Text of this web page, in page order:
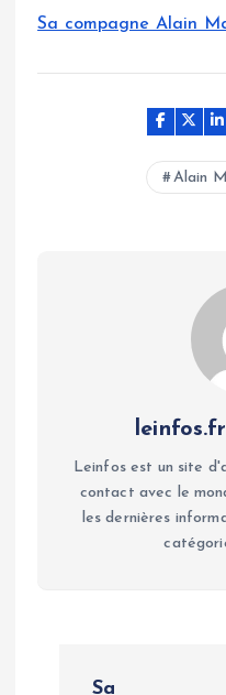
Sa compagne Alain
Alain
Leinfos est un site
contact avec le
les dernières
Sa